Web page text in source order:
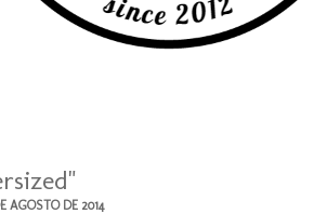
AGOSTO DE 2014